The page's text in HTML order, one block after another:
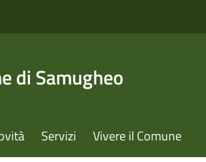
di Samugheo
Servizi Vivere il Comune